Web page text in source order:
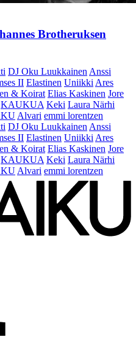
Brotheruksen
DJ Oku Luukkainen Anssi
II Elastinen Uniikki Ares
& Koirat Elias Kaskinen Jore
KAUKUA Keki Laura Närhi
Alvari emmi lorentzen
DJ Oku Luukkainen Anssi
II Elastinen Uniikki Ares
& Koirat Elias Kaskinen Jore
KAUKUA Keki Laura Närhi
Alvari emmi lorentzen